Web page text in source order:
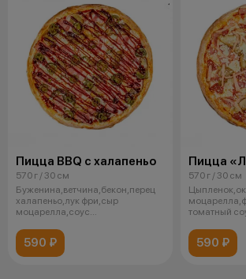
Пицца BBQ с халапеньо
570 г / 30 см
Буженина,ветчина,бекон,перец
халапеньо,лук фри,сыр
моцарелла,соус
590 ₽
Пицца
570 г / 30 см
томатный
590 ₽